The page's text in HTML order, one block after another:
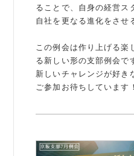
ることで、自身の経営ス
自社を更なる進化をさせ
この例会は作り上げる楽
る新しい形の支部例会で
新しいチャレンジが好き
ご参加お待ちしています